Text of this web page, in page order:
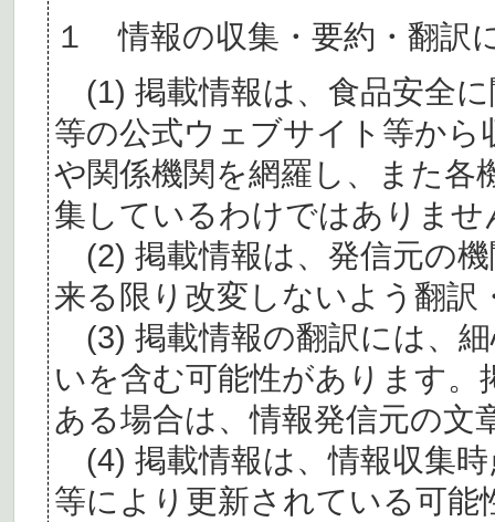
１ 情報の収集・要約・翻訳
(1) 掲載情報は、食品安全
等の公式ウェブサイト等か
や関係機関を網羅し、また各
集しているわけではありませ
(2) 掲載情報は、発信元の
来る限り改変しないよう翻訳
(3) 掲載情報の翻訳には、
いを含む可能性があります。
ある場合は、情報発信元の文
(4) 掲載情報は、情報収集
等により更新されている可